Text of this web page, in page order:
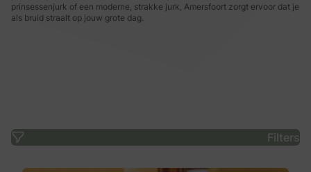
prinsessenjurk of een moderne, strakke jurk, Amersfoort zorgt ervoor dat je
als bruid straalt op jouw grote dag.
Filters